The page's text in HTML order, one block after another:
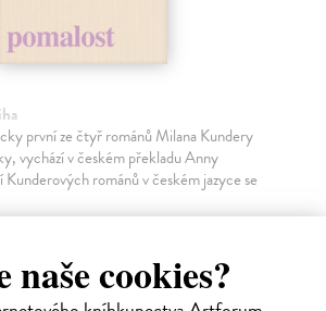
cookies?
první ze čtyř románů Milana Kundery
vychází v českém překladu Anny
Kunderových románů v českém jazyce se